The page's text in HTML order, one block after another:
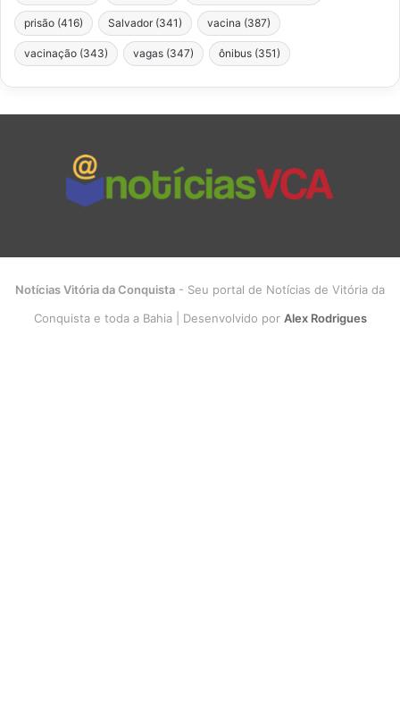
prisão (416) Salvador (341) vacina (387)
vacinação (343) vagas (347) ônibus (351)
Notícias Vitória da Conquista - Seu portal de Notícias de Vitória da
Conquista e toda a Bahia | Desenvolvido por Alex Rodrigues